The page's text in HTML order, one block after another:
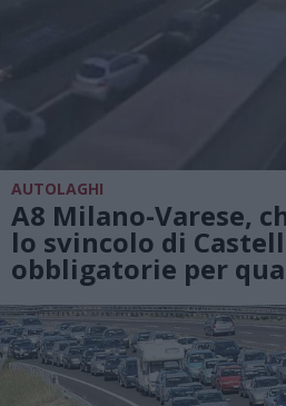
AUTOLAGHI
A8 Milano-Varese,
lo svincolo di
obbligatorie per